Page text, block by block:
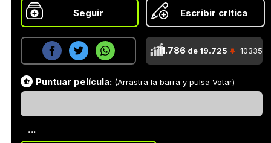
Seguir Escribir crítica
11.786 de 19.725 -10335
Puntuar película: (Arrastra la barra y pulsa Votar)
...